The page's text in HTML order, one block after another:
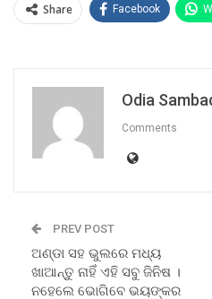
Share Facebook
Odia
Comments
PREV POST
ଅଣ୍ଡା ସହ ଭୁଲରେ ମଧ୍ୟ
ଖାଆନ୍ତୁ ନାହିଁ ଏହି ସବୁ ଜିନିଷ ।
ନହେଲେ ଭୋଗିବେ ଭୟଙ୍କର